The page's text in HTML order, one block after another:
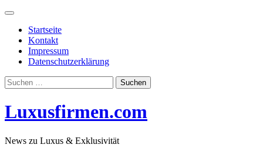
Skip
contentStartseite
Kontakt
Impressum
Datenschutzerklärung
Suchen
nach:
Luxusfirmen.com
News zu Luxus & Exklusivität